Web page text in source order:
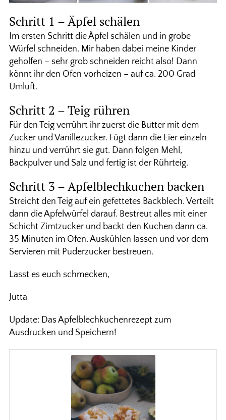
Schritt 1 – Äpfel schälen
Im ersten Schritt die Äpfel schälen und in grobe
Würfel schneiden. Mir haben dabei meine Kinder
geholfen – sehr grob schneiden reicht also! Dann
könnt ihr den Ofen vorheizen – auf ca. 200 Grad
Umluft.
Schritt 2 – Teig rühren
Für den Teig verrührt ihr zuerst die Butter mit dem
Zucker und Vanillezucker. Fügt dann die Eier einzeln
hinzu und verrührt sie gut. Dann folgen Mehl,
Backpulver und Salz und fertig ist der Rührteig.
Schritt 3 – Apfelblechkuchen backen
Streicht den Teig auf ein gefettetes Backblech. Verteilt
dann die Apfelwürfel darauf. Bestreut alles mit einer
Schicht Zimtzucker und backt den Kuchen dann ca.
35 Minuten im Ofen. Auskühlen lassen und vor dem
Servieren mit Puderzucker bestreuen.
Lasst es euch schmecken,
Jutta
Update: Das Apfelblechkuchenrezept zum
Ausdrucken und Speichern!